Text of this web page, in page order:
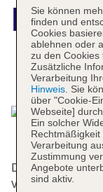
Das
Die 37 Zimmer,
verteilen sich
Sie können
finden und
Cookies
ablehnen oder
zu den Cookies
Zusätzliche
Verarbeitung
Hinweis. Sie
über "Cookie-
Webseite]
Ein solcher
Verarbeitung
Zustimmung
Angebote
sind aktiv.